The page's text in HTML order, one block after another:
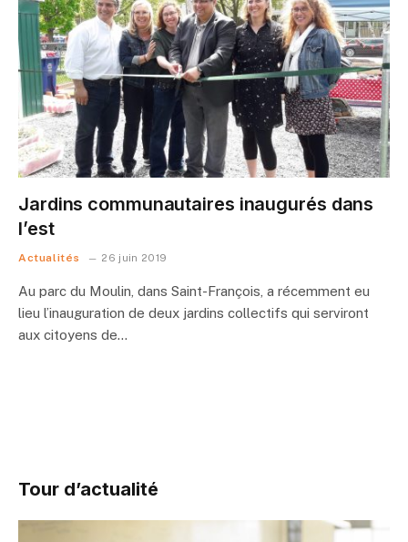
Jardins communautaires inaugurés dans
l’est
Actualités 26 juin 2019
Au parc du Moulin, dans Saint-François, a récemment eu
lieu l’inauguration de deux jardins collectifs qui serviront
aux citoyens de…
Tour d’actualité